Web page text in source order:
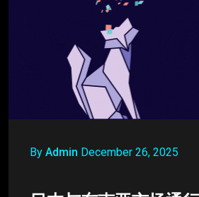
By Admin December 26, 2025